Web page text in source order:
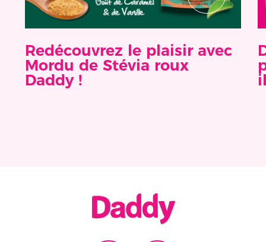
Redécouvrez le plaisir avec
Mordu de Stévia roux
Daddy !